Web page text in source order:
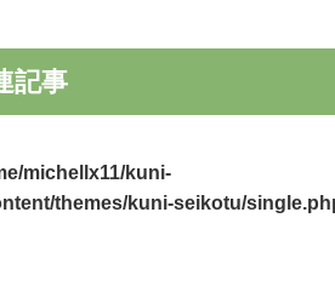
記事
michellx11/kuni-
themes/kuni-seikotu/